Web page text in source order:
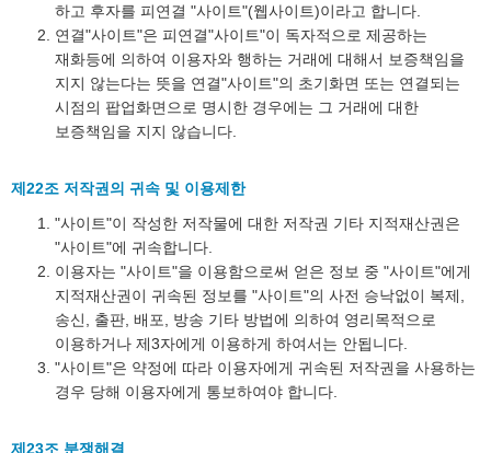
하고 후자를 피연결 "사이트"(웹사이트)이라고 합니다.
연결"사이트"은 피연결"사이트"이 독자적으로 제공하는
재화등에 의하여 이용자와 행하는 거래에 대해서 보증책임을
지지 않는다는 뜻을 연결"사이트"의 초기화면 또는 연결되는
시점의 팝업화면으로 명시한 경우에는 그 거래에 대한
보증책임을 지지 않습니다.
제22조 저작권의 귀속 및 이용제한
"사이트"이 작성한 저작물에 대한 저작권 기타 지적재산권은
"사이트"에 귀속합니다.
이용자는 "사이트"을 이용함으로써 얻은 정보 중 "사이트"에게
지적재산권이 귀속된 정보를 "사이트"의 사전 승낙없이 복제,
송신, 출판, 배포, 방송 기타 방법에 의하여 영리목적으로
이용하거나 제3자에게 이용하게 하여서는 안됩니다.
"사이트"은 약정에 따라 이용자에게 귀속된 저작권을 사용하는
경우 당해 이용자에게 통보하여야 합니다.
제23조 분쟁해결